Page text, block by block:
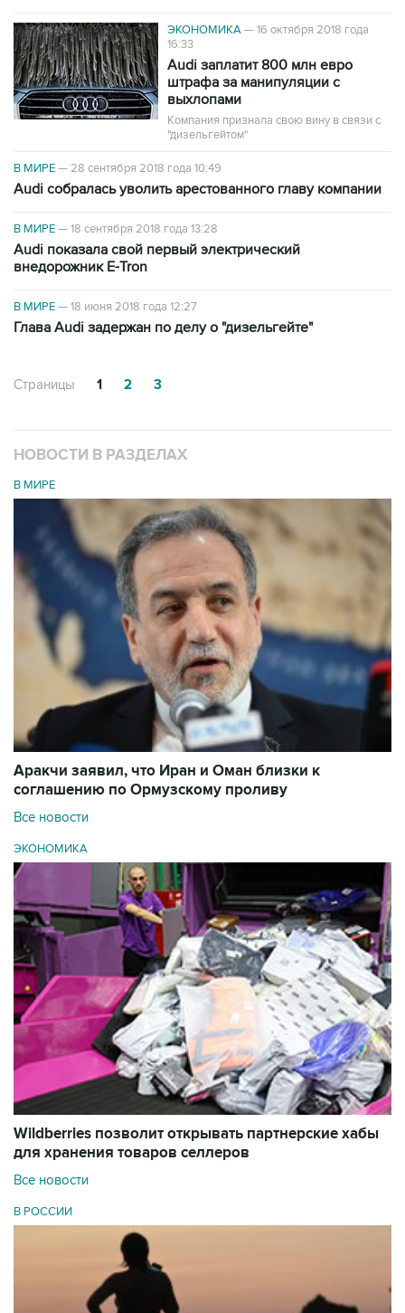
ЭКОНОМИКА—16 октября 2018 года
16:33
Audi заплатит 800 млн евро
штрафа за манипуляции с
выхлопами
Компания признала свою вину в связи с
"дизельгейтом"
В МИРЕ—28 сентября 2018 года 10:49
Audi собралась уволить арестованного главу компании
В МИРЕ—18 сентября 2018 года 13:28
Audi показала свой первый электрический
внедорожник E-Tron
В МИРЕ—18 июня 2018 года 12:27
Глава Audi задержан по делу о "дизельгейте"
Страницы 1 2 3
НОВОСТИ В РАЗДЕЛАХ
В МИРЕ
Аракчи заявил, что Иран и Оман близки к
соглашению по Ормузскому проливу
Все новости
ЭКОНОМИКА
Wildberries позволит открывать партнерские хабы
для хранения товаров селлеров
Все новости
В РОССИИ